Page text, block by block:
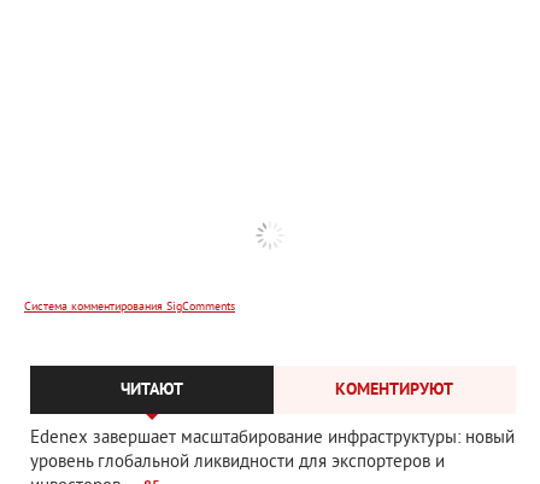
Система комментирования SigComments
ЧИТАЮТ КОМЕНТИРУЮТ
Edenex завершает масштабирование инфраструктуры: новый
уровень глобальной ликвидности для экспортеров и